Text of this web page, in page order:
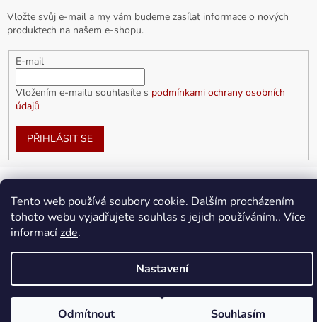
Tento web používá soubory cookie. Dalším procházením
tohoto webu vyjadřujete souhlas s jejich používáním.. Více
informacízde.
Nastavení
Odmítnout Souhlasím
Vložte svůj e-mail a my vám budeme zasílat informace o nových
produktech na našem e-shopu.
E-mail
Vložením e-mailu souhlasíte s podmínkami ochrany osobních
údajů
PŘIHLÁSIT SE
Vytvořil Shoptet